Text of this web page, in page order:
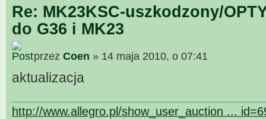
Re: MK23KSC-uszkodzony/
do G36 i MK23
przez Coen » 14 maja 2010, o 07:41
aktualizacja
http://www.allegro.pl/show_user_auction ...